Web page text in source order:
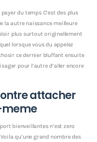
du temps C’est des plus
la autre naissance meilleure
plus surtout originellement
lorsque vous du appelez
ce dernier bluffant ensuite
pour l’autre d’aller encore
attacher
meme
bienveillantes n’est zero
qu’une grand nombre des